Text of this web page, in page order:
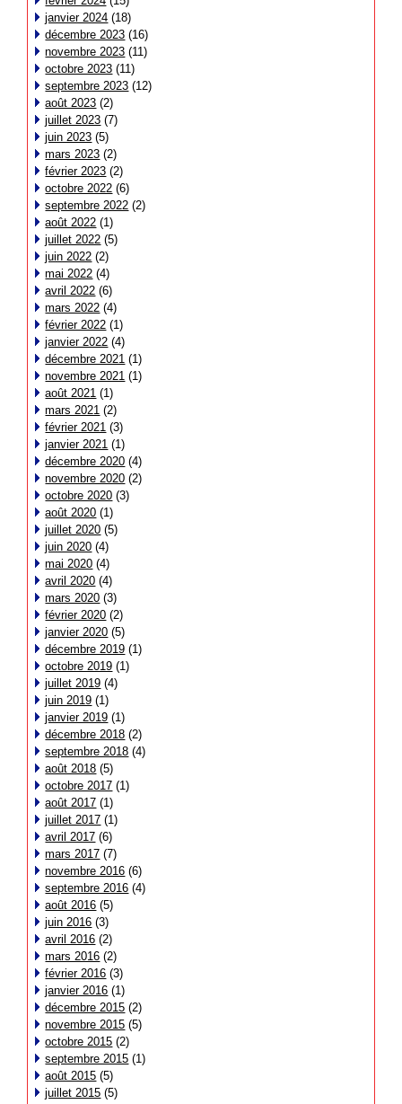
janvier 2024 (18)
décembre 2023 (16)
novembre 2023 (11)
octobre 2023 (11)
septembre 2023 (12)
août 2023 (2)
juillet 2023 (7)
juin 2023 (5)
mars 2023 (2)
février 2023 (2)
octobre 2022 (6)
septembre 2022 (2)
août 2022 (1)
juillet 2022 (5)
juin 2022 (2)
mai 2022 (4)
avril 2022 (6)
mars 2022 (4)
février 2022 (1)
janvier 2022 (4)
décembre 2021 (1)
novembre 2021 (1)
août 2021 (1)
mars 2021 (2)
février 2021 (3)
janvier 2021 (1)
décembre 2020 (4)
novembre 2020 (2)
octobre 2020 (3)
août 2020 (1)
juillet 2020 (5)
juin 2020 (4)
mai 2020 (4)
avril 2020 (4)
mars 2020 (3)
février 2020 (2)
janvier 2020 (5)
décembre 2019 (1)
octobre 2019 (1)
juillet 2019 (4)
juin 2019 (1)
janvier 2019 (1)
décembre 2018 (2)
septembre 2018 (4)
août 2018 (5)
octobre 2017 (1)
août 2017 (1)
juillet 2017 (1)
avril 2017 (6)
mars 2017 (7)
novembre 2016 (6)
septembre 2016 (4)
août 2016 (5)
juin 2016 (3)
avril 2016 (2)
mars 2016 (2)
février 2016 (3)
janvier 2016 (1)
décembre 2015 (2)
novembre 2015 (5)
octobre 2015 (2)
septembre 2015 (1)
août 2015 (5)
juillet 2015 (5)